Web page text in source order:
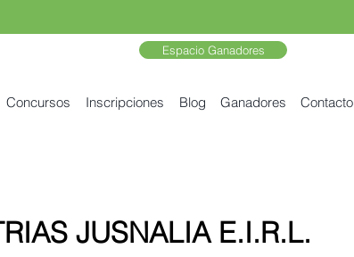
Espacio Ganadores
Concursos Inscripciones Blog Ganadores Contacto
JUSNALIA E.I.R.L.